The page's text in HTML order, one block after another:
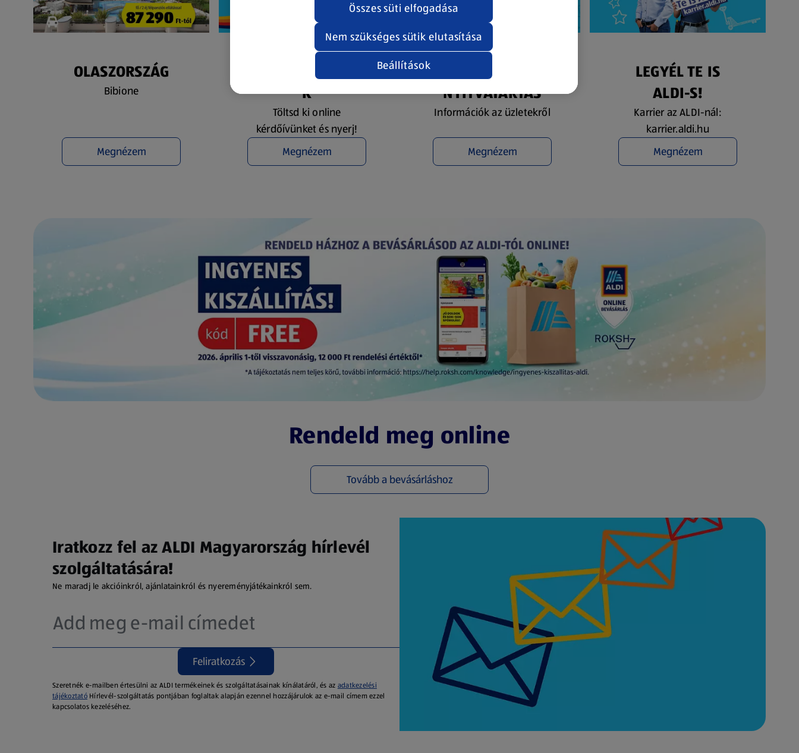
OLASZORSZÁG
Bibione
Megnézem
NYEREMÉNYJÁTÉ
K
Töltsd ki online
kérdőívünket és nyerj!
Megnézem
ÜZLETKERESŐ ÉS
NYITVATARTÁS
Információk az üzletekről
Megnézem
LEGYÉL TE IS
ALDI-S!
Karrier az ALDI-nál:
karrier.aldi.hu
Megnézem
(új oldalon nyílik meg)
Rendeld meg online
Tovább a bevásárláshoz
(új oldalon nyílik meg)
Iratkozz fel az ALDI Magyarország hírlevél
szolgáltatására!
Ne maradj le akcióinkról, ajánlatainkról és nyereményjátékainkról sem.
Feliratkozás
Szeretnék e-mailben értesülni az ALDI termékeinek és szolgáltatásainak kínálatáról, és az adatkezelési
tájékoztatóHírlevél-szolgáltatás pontjában foglaltak alapján ezennel hozzájárulok az e-mail címem ezzel
kapcsolatos kezeléséhez.
Beállítások
Nem szükséges sütik elutasítása
Összes süti elfogadása